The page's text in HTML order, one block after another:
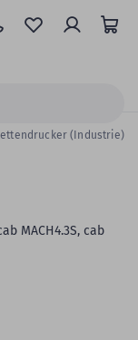
(Industrie)
MACH4.3S, cab